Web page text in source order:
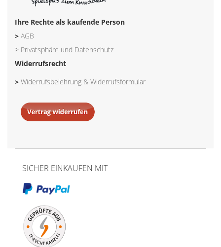
Ihre Rechte als kaufende Person
> AGB
> Privatsphäre und Datenschutz
Widerrufsrecht
> Widerrufsbelehrung & Widerrufsformular
SICHER EINKAUFEN MIT